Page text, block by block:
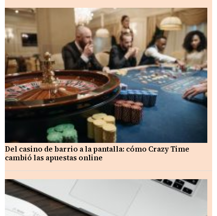
Del casino de barrio a la pantalla: cómo Crazy Time
cambió las apuestas online